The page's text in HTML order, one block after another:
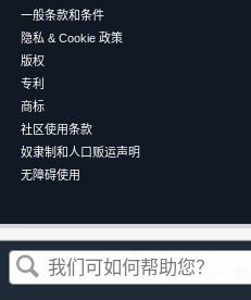
这篇文章对您有帮助吗？
一般条款和条件
隐私 & Cookie 政策
版权
专利
商标
社区使用条款
奴隶制和人口贩运声明
无障碍使用
©2026NetApp 中文（简体）
Cookie 政策
Cookie 设置